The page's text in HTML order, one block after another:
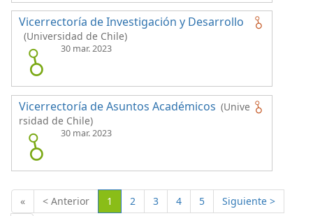
Vicerrectoría de Investigación y Desarrollo
(Universidad de Chile)
30 mar. 2023
Vicerrectoría de Asuntos Académicos (Unive
rsidad de Chile)
30 mar. 2023
« < Anterior 1 (Actual)
2 3 4 5
Siguiente >